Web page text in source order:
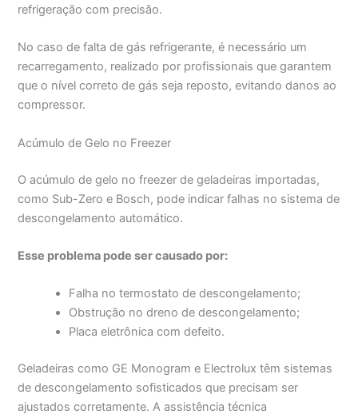
refrigeração com precisão.
No caso de falta de gás refrigerante, é necessário um
recarregamento, realizado por profissionais que garantem
que o nível correto de gás seja reposto, evitando danos ao
compressor.
Acúmulo de Gelo no Freezer
O acúmulo de gelo no freezer de geladeiras importadas,
como Sub-Zero e Bosch, pode indicar falhas no sistema de
descongelamento automático.
Esse problema pode ser causado por:
Falha no termostato de descongelamento;
Obstrução no dreno de descongelamento;
Placa eletrônica com defeito.
Geladeiras como GE Monogram e Electrolux têm sistemas
de descongelamento sofisticados que precisam ser
ajustados corretamente. A assistência técnica